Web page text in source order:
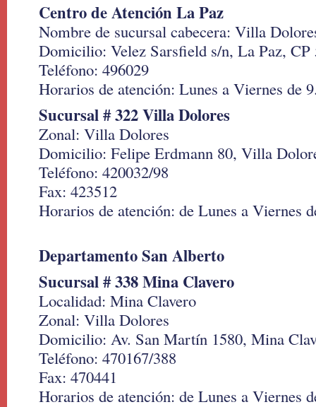
Centro de Atención La Paz
Nombre de sucursal cabecera: Villa
Domicilio: Velez Sarsfield s/n, La Paz, CP
Teléfono: 496029
Horarios de atención: Lunes a Viernes de
Sucursal # 322 Villa Dolores
Zonal: Villa Dolores
Domicilio: Felipe Erdmann 80, Villa
Teléfono: 420032/98
Fax: 423512
Horarios de atención: de Lunes a Viernes
Departamento San Alberto
Sucursal # 338 Mina Clavero
Localidad: Mina Clavero
Zonal: Villa Dolores
Domicilio: Av. San Martín 1580, Mina
Teléfono: 470167/388
Fax: 470441
Horarios de atención: de Lunes a Viernes